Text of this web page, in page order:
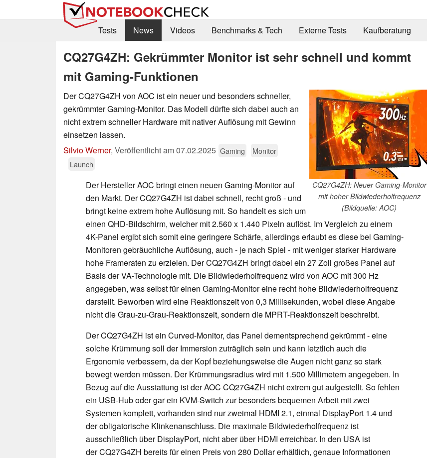
Tests
News Videos Benchmarks & Tech Externe Tests Kaufberatung
CQ27G4ZH: Gekrümmter Monitor ist sehr schnell und kommt
mit Gaming-Funktionen
CQ27G4ZH: Neuer Gaming-Monitor
mit hoher Bildwiederholfrequenz
(Bildquelle: AOC)
Der CQ27G4ZH von AOC ist ein neuer und besonders schneller,
gekrümmter Gaming-Monitor. Das Modell dürfte sich dabei auch an
nicht extrem schneller Hardware mit nativer Auflösung mit Gewinn
einsetzen lassen.
Silvio Werner, Veröffentlicht am07.02.2025 Gaming
Monitor
Launch
Der Hersteller AOC bringt einen neuen Gaming-Monitor auf
den Markt. Der CQ27G4ZH ist dabei schnell, recht groß - und
bringt keine extrem hohe Auflösung mit. So handelt es sich um
einen QHD-Bildschirm, welcher mit 2.560 x 1.440 Pixeln auflöst. Im Vergleich zu einem
4K-Panel ergibt sich somit eine geringere Schärfe, allerdings erlaubt es diese bei Gaming-
Monitoren gebräuchliche Auflösung, auch - je nach Spiel - mit weniger starker Hardware
hohe Frameraten zu erzielen. Der CQ27G4ZH bringt dabei ein 27 Zoll großes Panel auf
Basis der VA-Technologie mit. Die Bildwiederholfrequenz wird von AOC mit 300 Hz
angegeben, was selbst für einen Gaming-Monitor eine recht hohe Bildwiederholfrequenz
darstellt. Beworben wird eine Reaktionszeit von 0,3 Millisekunden, wobei diese Angabe
nicht die Grau-zu-Grau-Reaktionszeit, sondern die MPRT-Reaktionszeit beschreibt.
Der CQ27G4ZH ist ein Curved-Monitor, das Panel dementsprechend gekrümmt - eine
solche Krümmung soll der Immersion zuträglich sein und kann letztlich auch die
Ergonomie verbessern, da der Kopf beziehungsweise die Augen nicht ganz so stark
bewegt werden müssen. Der Krümmungsradius wird mit 1.500 Millimetern angegeben. In
Bezug auf die Ausstattung ist der AOC CQ27G4ZH nicht extrem gut aufgestellt. So fehlen
ein USB-Hub oder gar ein KVM-Switch zur besonders bequemen Arbeit mit zwei
Systemen komplett, vorhanden sind nur zweimal HDMI 2.1, einmal DisplayPort 1.4 und
der obligatorische Klinkenanschluss. Die maximale Bildwiederholfrequenz ist
ausschließlich über DisplayPort, nicht aber über HDMI erreichbar. In den USA ist
der CQ27G4ZH bereits für einen Preis von 280 Dollar erhältlich, genaue Informationen